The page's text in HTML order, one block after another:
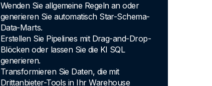
Wenden Sie allgemeine Regeln an oder
generieren Sie automatisch Star-Schema-
Data-Marts.
Erstellen Sie Pipelines mit Drag-and-Drop-
Blöcken oder lassen Sie die KI SQL
generieren.
Transformieren Sie Daten, die mit
Drittanbieter-Tools in Ihr Warehouse